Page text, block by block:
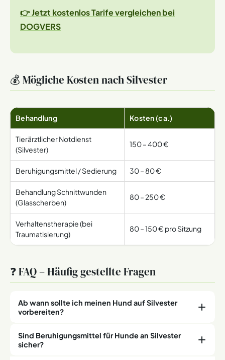
👉 Jetzt kostenlos Tarife vergleichen bei
DOGVERS
💰 Mögliche Kosten nach Silvester
Behandlung Kosten (ca.)
Tierärztlicher Notdienst
(Silvester)
150 – 400 €
Beruhigungsmittel / Sedierung 30 – 80 €
Behandlung Schnittwunden
(Glasscherben)
80 – 250 €
Verhaltenstherapie (bei
Traumatisierung)
80 – 150 € pro Sitzung
❓ FAQ – Häufig gestellte Fragen
Ab wann sollte ich meinen Hund auf Silvester
vorbereiten?
Idealerweise beginnst du4 bis 6 Wochen vor Silvester
mit der Desensibilisierung. Je früher du anfängst, desto
Sind Beruhigungsmittel für Hunde an Silvester
sicher?